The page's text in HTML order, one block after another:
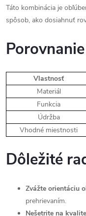
Táto kombinácia je
spôsob, ako dosiahnuť
Vlastnosť
Materiál
Funkcia
Údržba
Vhodné miestnosti
Dôležité
Zvážte orientáciu
prehrievaním.
Nešetrite na